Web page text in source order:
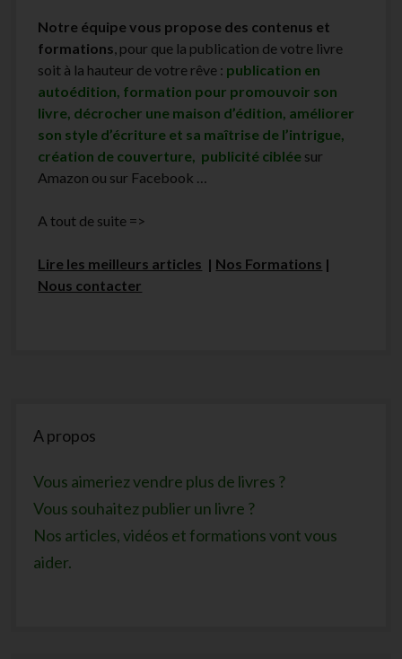
Notre équipe vous propose des contenus et
formations, pour que la publication de votre livre
soit à la hauteur de votre rêve : publication en
autoédition, formation pour promouvoir son
livre, décrocher une maison d’édition, améliorer
son style d’écriture et sa maîtrise de l’intrigue,
création de couverture, publicité ciblée sur
Amazon ou sur Facebook …
A tout de suite =>
Lire les meilleurs articles | Nos Formations |
Nous contacter
A propos
Vous aimeriez vendre plus de livres ?
Vous souhaitez publier un livre ?
Nos articles, vidéos et formations vont vous
aider.